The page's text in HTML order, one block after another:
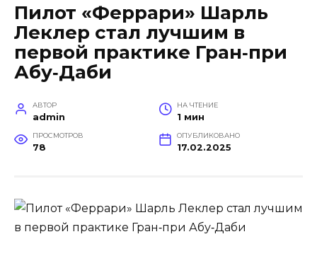
Пилот «Феррари» Шарль
Леклер стал лучшим в
первой практике Гран‑при
Абу‑Даби
АВТОР
admin
НА ЧТЕНИЕ
1 мин
ПРОСМОТРОВ
78
ОПУБЛИКОВАНО
17.02.2025